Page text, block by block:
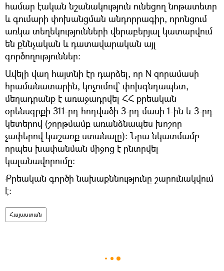
համար էական նշանակություն ունեցող նոթատետր
և գումարի փոխանցման անդորրագիր, որոնցում
առկա տեղեկությունների վերաբերյալ կատարվում
են քննչական և դատավարական այլ
գործողություններ:
Ավելի վաղ հայտնի էր դարձել, որ N զորամասի
հրամանատարին, կոչումով՝ փոխգնդապետ,
մեղադրանք է առաջադրվել ՀՀ քրեական
օրենսգրքի 311-րդ հոդվածի 3-րդ մասի 1-ին և 3-րդ
կետերով (շորթմամբ առանձնապես խոշոր
չափերով կաշառք ստանալը): Նրա նկատմամբ
որպես խափանման միջոց է ընտրվել
կալանավորումը։
Քրեական գործի նախաքննությունը շարունակվում
է:
Հայաստան